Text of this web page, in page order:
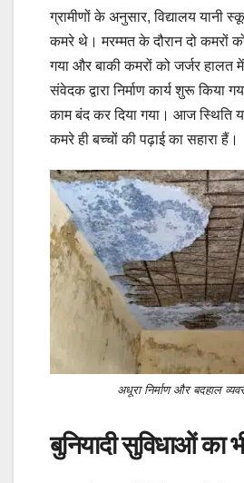
ग्रामीणों के अनुसार, विद्यालय
कमरे थे। मरम्मत के दौरान दो कमरों को
गया और बाकी कमरों को जर्जर हालत में
संवेदक द्वारा निर्माण कार्य शुरू किया
काम बंद कर दिया गया। आज स्थिति
कमरे ही बच्चों की पढ़ाई का सहारा हैं।
अधूरा निर्माण और बदहाल
बुनियादी सुविधाओं का